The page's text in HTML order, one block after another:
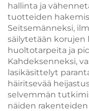
hallinta ja
tuotteiden
Seitsemänneksi,
säilytetään korujen
huoltotarpeita ja
Kahdeksenneksi,
lasikäsittelyt
häiritsevää
selvemmän
näiden